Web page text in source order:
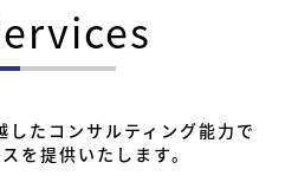
たコンサルティング能力で
を提供いたします。